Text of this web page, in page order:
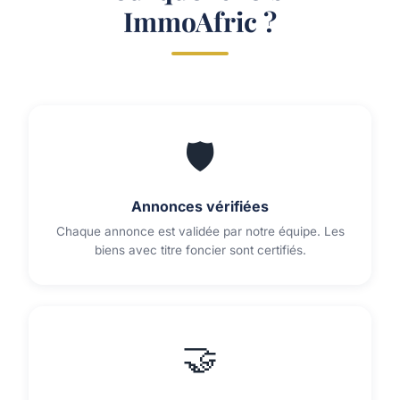
ImmoAfric ?
🛡️
Annonces vérifiées
Chaque annonce est validée par notre équipe. Les
biens avec titre foncier sont certifiés.
🤝